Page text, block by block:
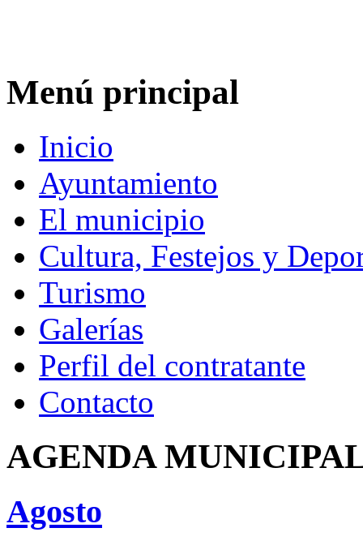
Menú principal
Inicio
Ayuntamiento
El municipio
Cultura, Festejos y
Turismo
Galerías
Perfil del contratante
Contacto
AGENDA
Agosto